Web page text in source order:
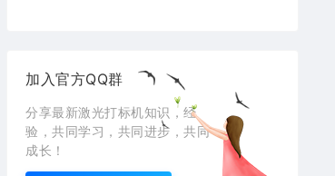
加入官方QQ群
分享最新激光打标机知识，经
验，共同学习，共同进步，共同
成长！